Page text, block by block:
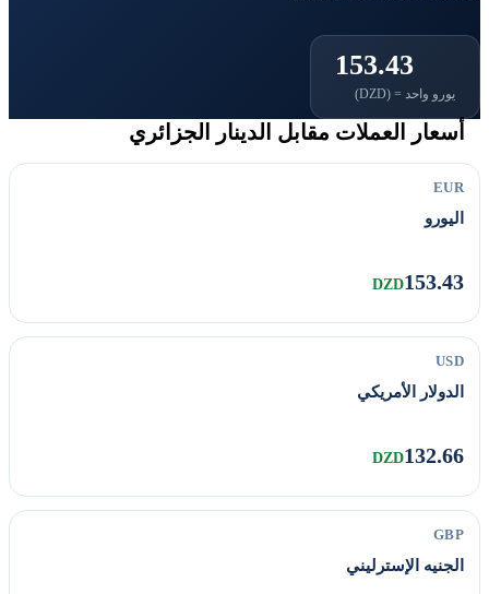
153.43
يورو واحد = (DZD)
أسعار العملات مقابل الدينار الجزائري
EUR
اليورو
153.43
DZD
USD
الدولار الأمريكي
132.66
DZD
GBP
الجنيه الإسترليني